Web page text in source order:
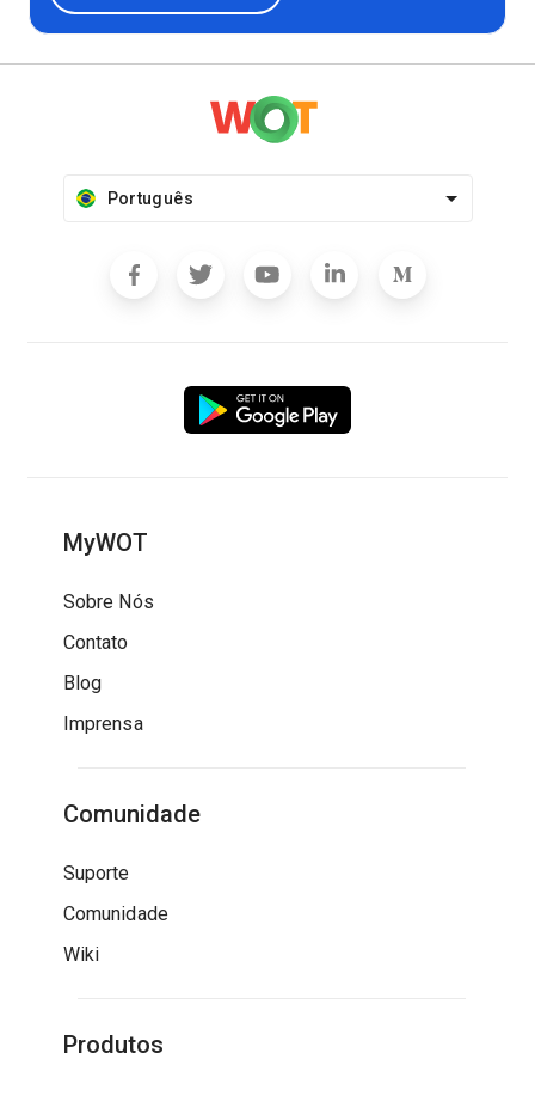
Português
MyWOT
Sobre Nós
Contato
Blog
Imprensa
Comunidade
Suporte
Comunidade
Wiki
Produtos